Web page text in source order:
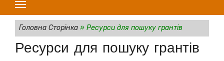
Головна Сторінка» Ресурси для пошуку грантів
Ресурси для пошуку грантів